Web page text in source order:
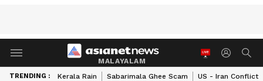
MALAYALAM
TRENDING : Kerala Rain Sabarimala Ghee Scam US - Iran Conflict